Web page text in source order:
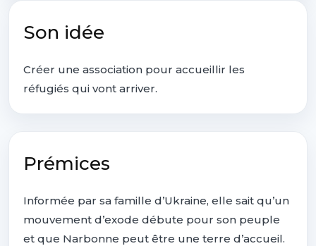
Son idée
Créer une association pour accueillir les
réfugiés qui vont arriver.
Prémices
Informée par sa famille d’Ukraine, elle sait qu’un
mouvement d’exode débute pour son peuple
et que Narbonne peut être une terre d’accueil.